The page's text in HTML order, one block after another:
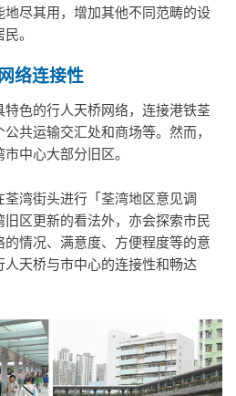
尽其用，增加其他不同范畴的设
。
络连接性
色的行人天桥网络，连接港铁荃
共运输交汇处和商场等。然而，
中心大部分旧区。
湾街头进行「荃湾地区意见调
区更新的看法外，亦会探索市民
情况、满意度、方便程度等的意
天桥与市中心的连接性和畅达